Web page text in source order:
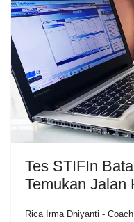
Tes STIFIn
Temukan Jalan
Rica Irma Dhiyanti -